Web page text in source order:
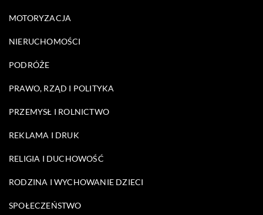
MOTORYZACJA
NIERUCHOMOŚCI
PODRÓŻE
PRAWO, RZĄD I POLITYKA
PRZEMYSŁ I ROLNICTWO
REKLAMA I DRUK
RELIGIA I DUCHOWOŚĆ
RODZINA I WYCHOWANIE DZIECI
SPOŁECZEŃSTWO